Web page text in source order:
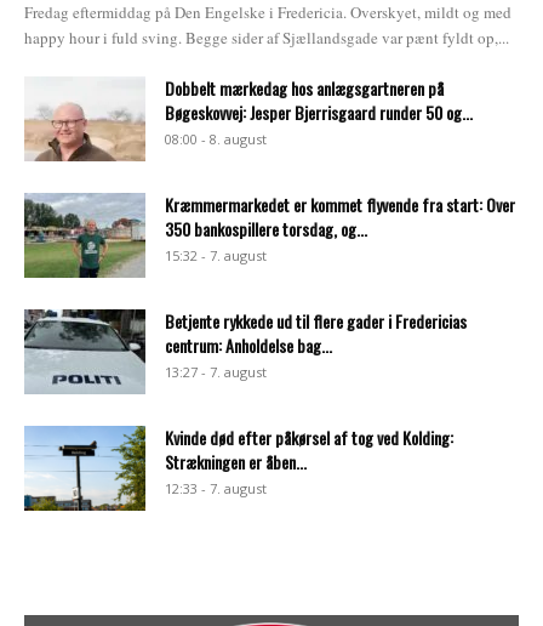
Fredag eftermiddag på Den Engelske i Fredericia. Overskyet, mildt og med
happy hour i fuld sving. Begge sider af Sjællandsgade var pænt fyldt op,...
Dobbelt mærkedag hos anlægsgartneren på
Bøgeskovvej: Jesper Bjerrisgaard runder 50 og...
08:00 - 8. august
Kræmmermarkedet er kommet flyvende fra start: Over
350 bankospillere torsdag, og...
15:32 - 7. august
Betjente rykkede ud til flere gader i Fredericias
centrum: Anholdelse bag...
13:27 - 7. august
Kvinde død efter påkørsel af tog ved Kolding:
Strækningen er åben...
12:33 - 7. august